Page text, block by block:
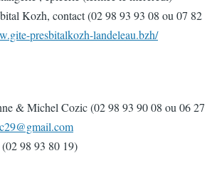
Kozh, contact (02 98 93 93 08 ou 07 82
presbitalkozh-landeleau.bzh/
& Michel Cozic (02 98 93 90 08 ou 06 27
98 93 80 19)